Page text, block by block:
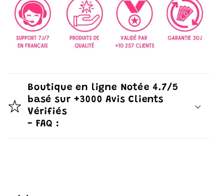
Boutique en ligne Notée 4.7/5
basé sur +3000 Avis Clients
Vérifiés
- FAQ :